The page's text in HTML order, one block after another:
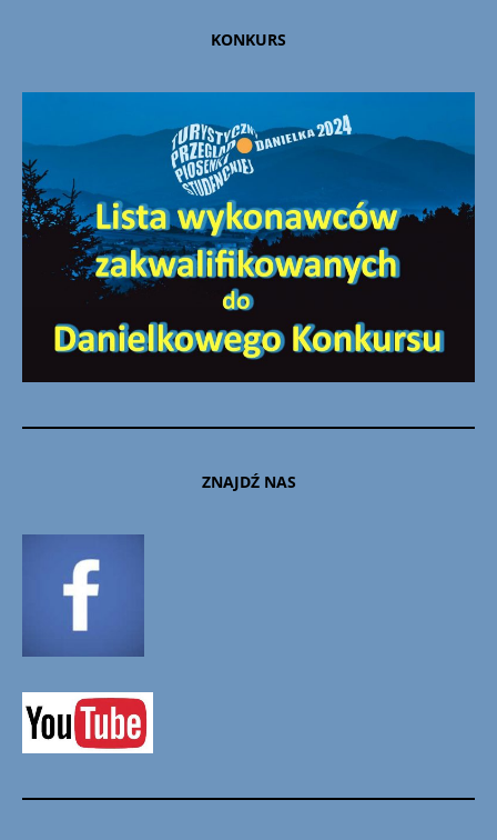
KONKURS
ZNAJDŹ NAS